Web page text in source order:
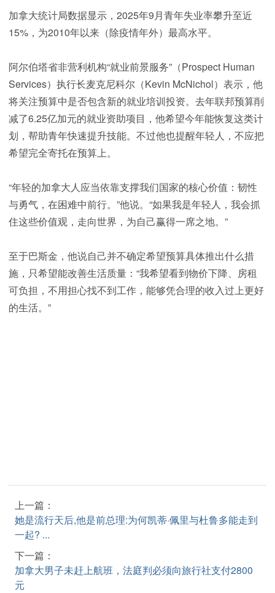
加拿大统计局数据显示，2025年9月青年失业率攀升至近
15%，为2010年以来（除疫情年外）最高水平。
阿尔伯塔省非营利机构“就业前景服务”（Prospect Human
Services）执行长麦克尼科尔（Kevin McNichol）表示，他
将关注预算中是否包含新的就业培训投资。去年联邦预算削
减了6.25亿加元的就业资助项目，他希望今年能恢复这类计
划，帮助青年快速提升技能。不过他也提醒年轻人，不应把
希望完全寄托在预算上。
“年轻的加拿大人应当依靠支撑我们国家的核心价值：韧性
与勇气，在困难中前行。”他说。“如果我是年轻人，我会抓
住这些价值观，走向世界，为自己赢得一席之地。”
至于巴斯金，他说自己并不确定希望预算具体推出什么措
施，只希望能改善生活质量：“我希望看到物价下降、房租
可负担，不用担心找不到工作，能够凭合理的收入过上更好
的生活。”
上一篇：
她是流行天后,他是前总理:为何凯蒂·佩里与杜鲁多能走到
一起? ...
下一篇：
加拿大男子未赶上航班，法庭判必须向旅行社支付2800
元